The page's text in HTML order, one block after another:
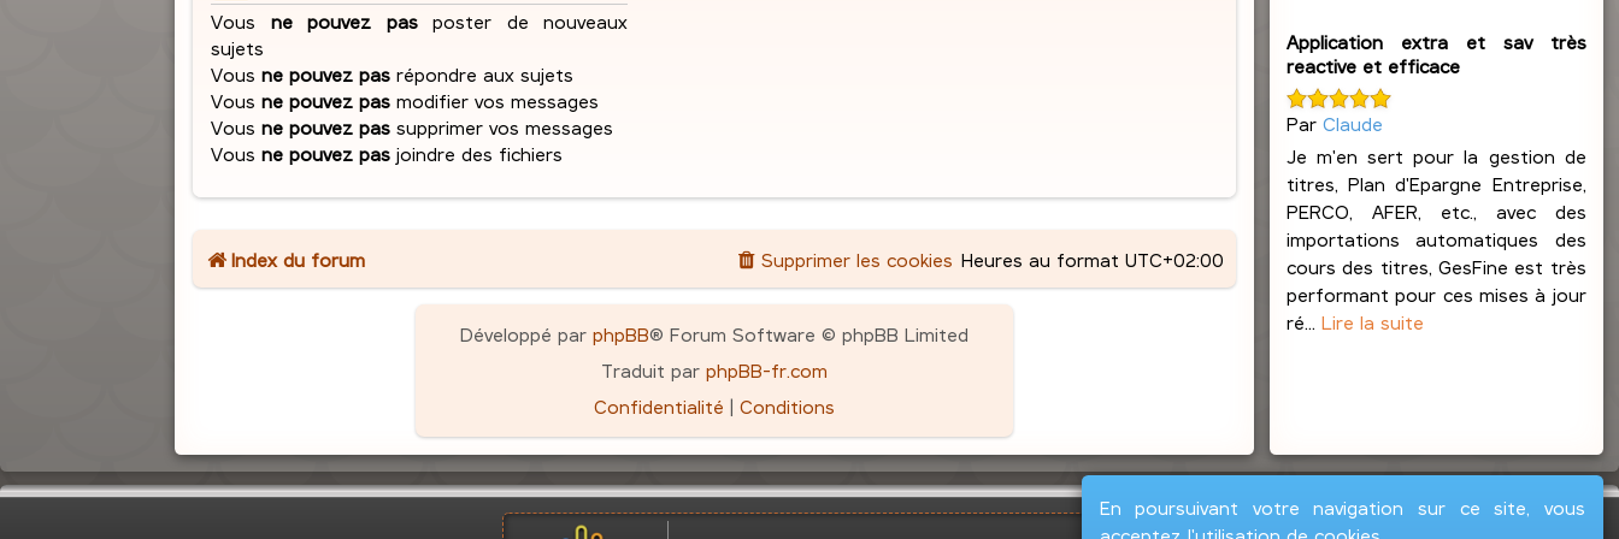
Vous ne pouvez pasposter de nouveaux
sujets
Vousne pouvez pas répondre aux sujets
Vousne pouvez pas modifier vos messages
Vousne pouvez pas supprimer vos messages
Vousne pouvez pas joindre des fichiers
Index du forum Heures au format UTC+02:00
Supprimer les cookies
Développé par phpBB® Forum Software © phpBB Limited
Traduit par phpBB-fr.com
Confidentialité | Conditions
Application extra et sav très
reactive et efficace
Par Claude
Je m'en sert pour la gestion de
titres, Plan d'Epargne Entreprise,
PERCO, AFER, etc., avec des
importations automatiques des
cours des titres, GesFine est très
performant pour ces mises à jour
ré... Lire la suite
En poursuivant votre navigation sur ce site, vous
acceptez l'utilisation de cookies.